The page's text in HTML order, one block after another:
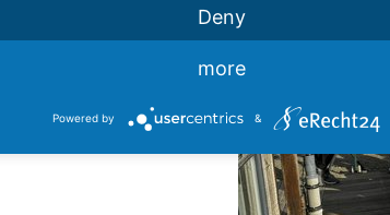
Maximilian Schmidt und Kristin Willmes
even Par und Marco Nichau und Arne
Deny
more
Powered by &